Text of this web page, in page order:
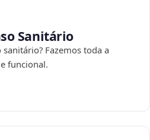
Sanitário
Fazemos toda a
funcional.